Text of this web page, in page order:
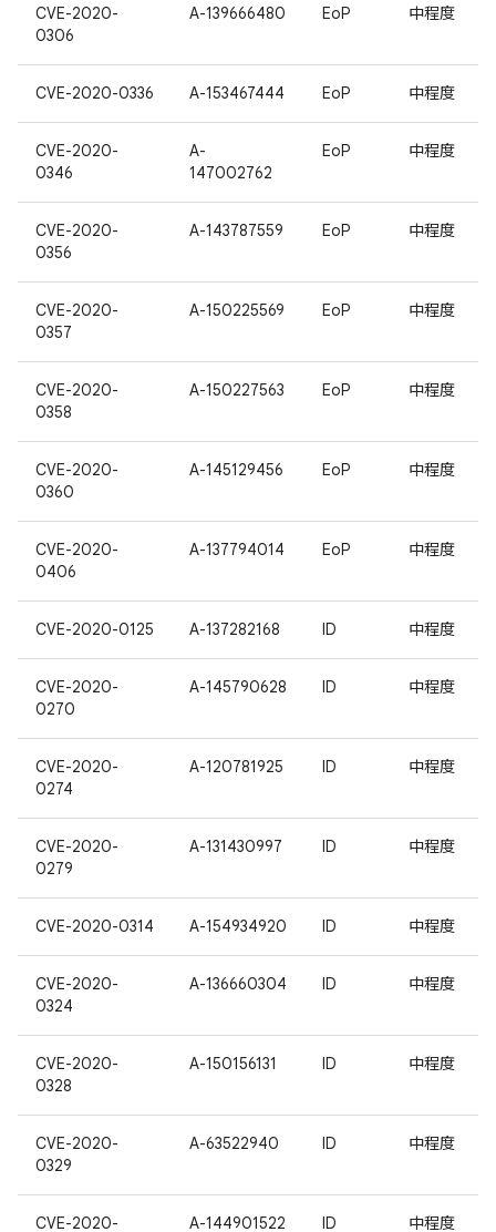
CVE-2020-
0306
A-139666480 EoP 中程度
CVE-2020-0336 A-153467444 EoP 中程度
CVE-2020-
0346
A-
147002762
EoP 中程度
CVE-2020-
0356
A-143787559 EoP 中程度
CVE-2020-
0357
A-150225569 EoP 中程度
CVE-2020-
0358
A-150227563 EoP 中程度
CVE-2020-
0360
A-145129456 EoP 中程度
CVE-2020-
0406
A-137794014 EoP 中程度
CVE-2020-0125 A-137282168 ID 中程度
CVE-2020-
0270
A-145790628 ID 中程度
CVE-2020-
0274
A-120781925 ID 中程度
CVE-2020-
0279
A-131430997 ID 中程度
CVE-2020-0314 A-154934920 ID 中程度
CVE-2020-
0324
A-136660304 ID 中程度
CVE-2020-
0328
A-150156131 ID 中程度
CVE-2020-
0329
A-63522940 ID 中程度
CVE-2020- A-144901522 ID 中程度